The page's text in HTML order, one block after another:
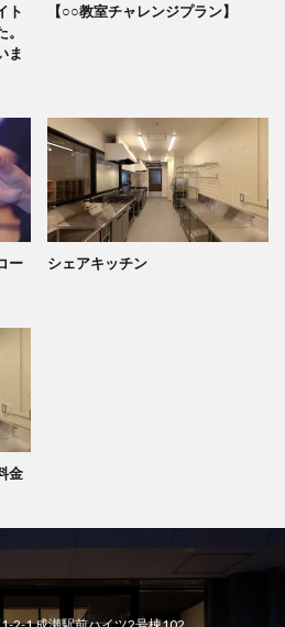
ト
ま
【○○教室チャレンジプラン】
ー
シェアキッチン
金